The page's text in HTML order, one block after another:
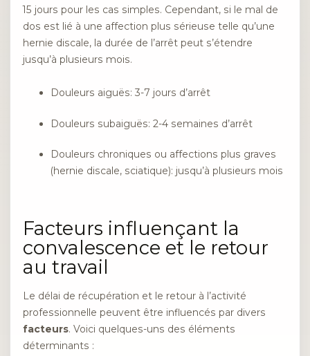
15 jours pour les cas simples. Cependant, si le mal de
dos est lié à une affection plus sérieuse telle qu’une
hernie discale, la durée de l’arrêt peut s’étendre
jusqu’à plusieurs mois.
Douleurs aiguës: 3-7 jours d’arrêt
Douleurs subaiguës: 2-4 semaines d’arrêt
Douleurs chroniques ou affections plus graves
(hernie discale, sciatique): jusqu’à plusieurs mois
Facteurs influençant la
convalescence et le retour
au travail
Le délai de récupération et le retour à l’activité
professionnelle peuvent être influencés par divers
facteurs. Voici quelques-uns des éléments
déterminants :